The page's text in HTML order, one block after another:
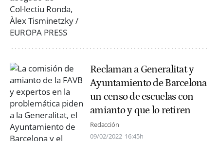
Reclaman a Generalitat y
Ayuntamiento de Barcelona
un censo de escuelas con
amianto y que lo retiren
Redacción
09/02/2022 16:45h